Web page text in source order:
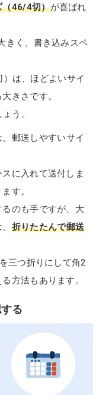
（46/4切）が喜ばれ
きく、書き込みスペ
は、ほどよいサイ
きさです。
う。
郵送しやすいサイ
に入れて送付しま
す。
のも手ですが、大
折りたたんで郵送
三つ折りにして角2
方法もあります。
る